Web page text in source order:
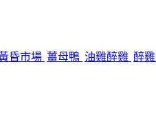
昏市場 薑母鴨 油雞醉雞 醉雞